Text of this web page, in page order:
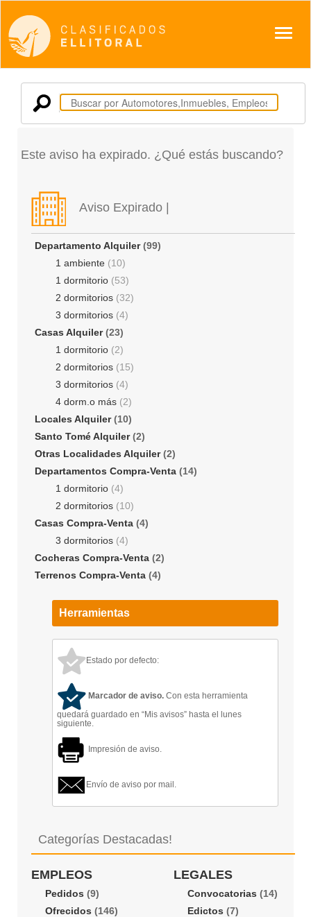
Este aviso ha expirado. ¿Qué estás buscando?
Aviso Expirado |
Departamento Alquiler(99)
1 ambiente (10)
1 dormitorio (53)
2 dormitorios (32)
3 dormitorios (4)
Casas Alquiler(23)
1 dormitorio (2)
2 dormitorios (15)
3 dormitorios (4)
4 dorm.o más (2)
Locales Alquiler(10)
Santo Tomé Alquiler(2)
Otras Localidades Alquiler(2)
Departamentos Compra-Venta (14)
1 dormitorio (4)
2 dormitorios (10)
Casas Compra-Venta (4)
3 dormitorios (4)
Cocheras Compra-Venta (2)
Terrenos Compra-Venta (4)
Herramientas
Estado por defecto:
Marcador de aviso. Con esta herramienta
quedará guardado en “Mis avisos” hasta el lunes
siguiente.
Impresión de aviso.
Envío de aviso por mail.
Categorías Destacadas!
EMPLEOS
Pedidos (9)
Ofrecidos (146)
LEGALES
Convocatorias (14)
Edictos (7)